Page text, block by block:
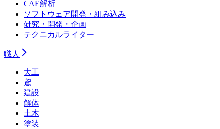
CAE解析
ソフトウェア開発・組み込み
研究・開発・企画
テクニカルライター
職人
大工
鳶
建設
解体
土木
塗装